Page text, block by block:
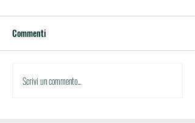
Commenti
Scrivi un commento...